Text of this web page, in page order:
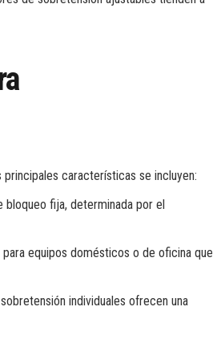
características se incluyen:
bloqueo fija, determinada por el
equipos domésticos o de oficina que
individuales ofrecen una